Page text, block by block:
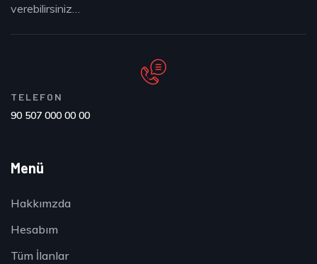
verebilirsiniz…
TELEFON
90 507 000 00 00
Menü
Hakkımzda
Hesabım
Tüm İlanlar